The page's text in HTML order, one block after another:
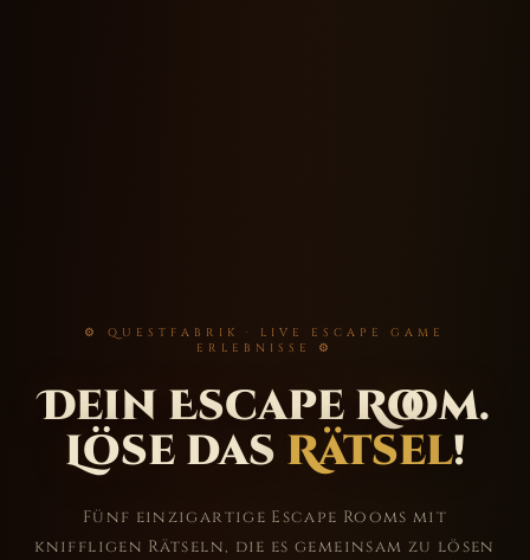
⚙ QUESTFABRIK · LIVE ESCAPE GAME
ERLEBNISSE ⚙
Dein Escape Room.
Löse das Rätsel!
Fünf einzigartige Escape Rooms mit
kniffligen Rätseln, die es gemeinsam zu lösen